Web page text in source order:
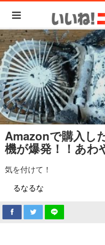
Amazonで購入し
機が爆発！！あ
気を付けて！
るなるな